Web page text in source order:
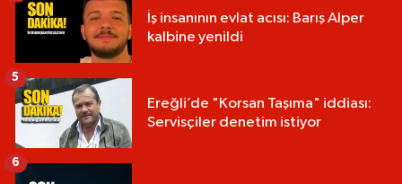
İş insanının evlat acısı: Barış Alper
kalbine yenildi
Ereğli’de "Korsan Taşıma" iddiası:
Servisçiler denetim istiyor
5
6